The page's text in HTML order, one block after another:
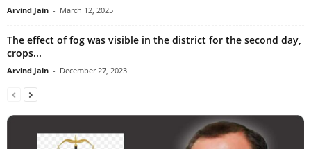
Arvind Jain - March 12, 2025
The effect of fog was visible in the district for the second day,
crops...
Arvind Jain - December 27, 2023